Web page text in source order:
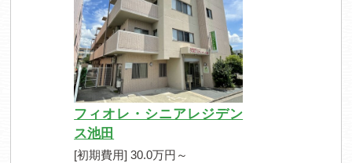
フィオレ・シニアレジデン
ス池田
[初期費用] 30.0万円～